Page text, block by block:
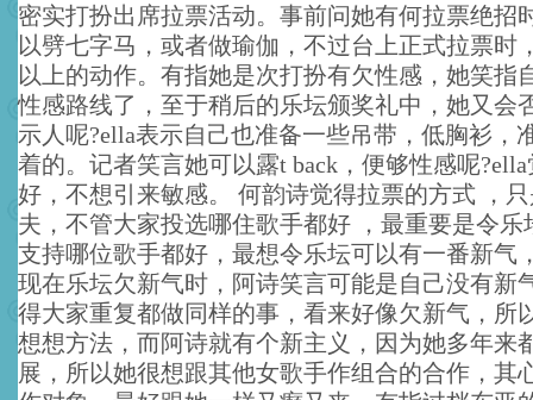
密实打扮出席拉票活动。事前问她有何拉票绝招
以劈七字马，或者做瑜伽，不过台上正式拉票时
以上的动作。有指她是次打扮有欠性感，她笑指
性感路线了，至于稍后的乐坛颁奖礼中，她又会
示人呢?ella表示自己也准备一些吊带，低胸衫，
着的。记者笑言她可以露t back，便够性感呢
好，不想引来敏感。 何韵诗觉得拉票的方式 ，
夫，不管大家投选哪住歌手都好 ，最重要是令乐
支持哪位歌手都好，最想令乐坛可以有一番新气
现在乐坛欠新气时，阿诗笑言可能是自己没有新
得大家重复都做同样的事，看来好像欠新气，所
想想方法，而阿诗就有个新主义，因为她多年来
展，所以她很想跟其他女歌手作组合的合作，其